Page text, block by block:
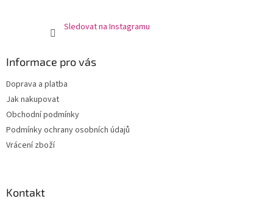
Sledovat na Instagramu
Informace pro vás
Doprava a platba
Jak nakupovat
Obchodní podmínky
Podmínky ochrany osobních údajů
Vrácení zboží
Kontakt